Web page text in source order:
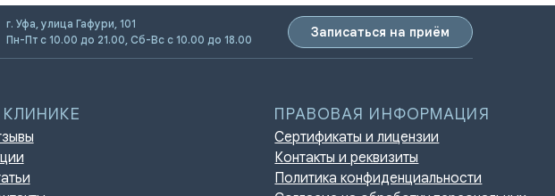
г. Уфа, улица Гафури, 101
Пн-Пт с 10.00 до 21.00, Сб-Вс с 10.00 до 18.00
Записаться на приём
ПРАВОВАЯ ИНФОРМАЦИЯ
Политика конфиденциальности
Согласие на обработку персональных
Нормативно-правовые акты